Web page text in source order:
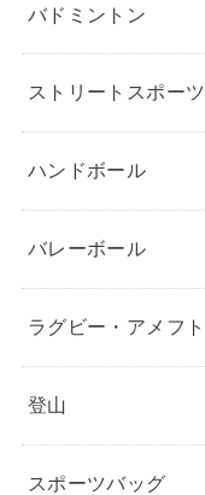
バドミントン
ストリートスポーツ
ハンドボール
バレーボール
ラグビー・アメフト
登山
スポーツバッグ